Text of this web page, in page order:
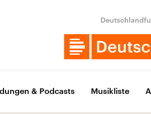
& Podcasts Musikliste